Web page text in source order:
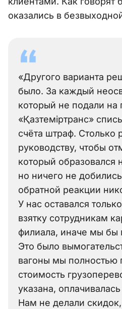
оказались в
«Другого варианта
было. За каждый
который не подали на
«Қазтеміртранс»
счёта штраф. Столько
руководству, чтобы
который образовался
но ничего не
обратной реакции
У нас оставался
взятку сотрудникам
филиала, иначе мы бы
Это было
вагоны мы полностью
стоимость
указана,
Нам не делали